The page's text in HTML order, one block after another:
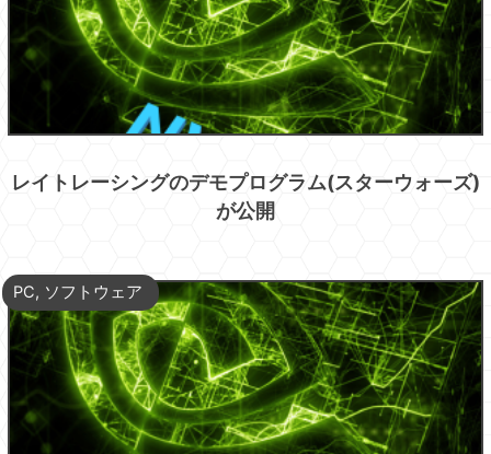
レイトレーシングのデモプログラム(スターウォーズ)
が公開
PC, ソフトウェア